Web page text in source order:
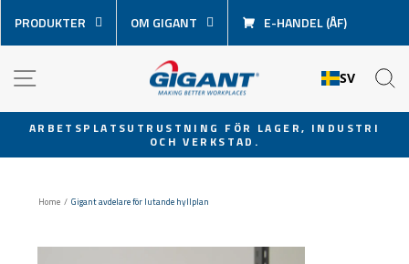
över
innehåll
PRODUKTER OM GIGANT E-HANDEL (ÅF)
SV
Pausa
ARBETSPLATSUTRUSTNING FÖR LAGER, INDUSTRI
OCH VERKSTAD.
Home / Gigant avdelare för lutande hyllplan